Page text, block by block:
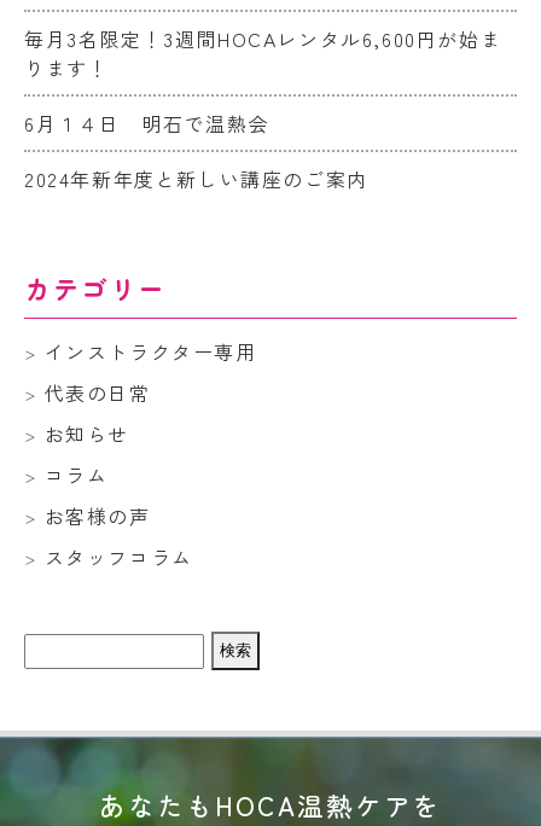
毎月3名限定！3週間HOCAレンタル6,600円が始ま
ります！
6月１４日 明石で温熱会
2024年新年度と新しい講座のご案内
カテゴリー
インストラクター専用
代表の日常
お知らせ
コラム
お客様の声
スタッフコラム
検
索:
あなたもHOCA温熱ケアを